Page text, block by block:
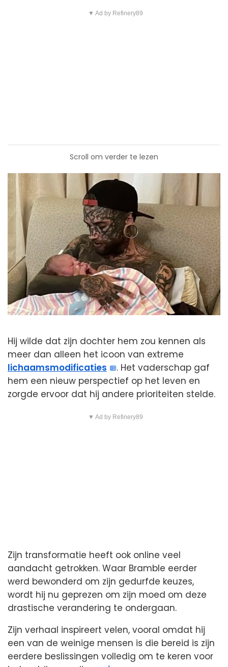
▼ Ad by Refinery89
Scroll om verder te lezen
Hij wilde dat zijn dochter hem zou kennen als
meer dan alleen het icoon van extreme
lichaamsmodificaties
. Het vaderschap gaf
hem een nieuw perspectief op het leven en
zorgde ervoor dat hij andere prioriteiten stelde.
▼ Ad by Refinery89
Zijn transformatie heeft ook online veel
aandacht getrokken. Waar Bramble eerder
werd bewonderd om zijn gedurfde keuzes,
wordt hij nu geprezen om zijn moed om deze
drastische verandering te ondergaan.
Zijn verhaal inspireert velen, vooral omdat hij
een van de weinige mensen is die bereid is zijn
eerdere beslissingen volledig om te keren voor